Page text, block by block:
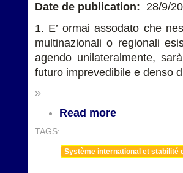
Date de publication: 28/9/
1. E’ ormai assodato che
multinazionali o regionali
agendo unilateralmente,
futuro imprevedibile e denso
»
Read more
TAGS:
Système international et stabilité